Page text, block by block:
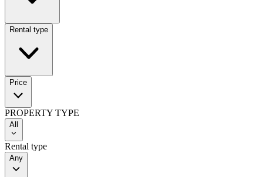
Rental type
Price
PROPERTY TYPE
All
Rental type
Any